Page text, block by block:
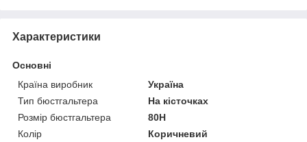
Характеристики
Основні
Країна виробник
Україна
Тип бюстгальтера
На кісточках
Розмір бюстгальтера
80H
Колір
Коричневий